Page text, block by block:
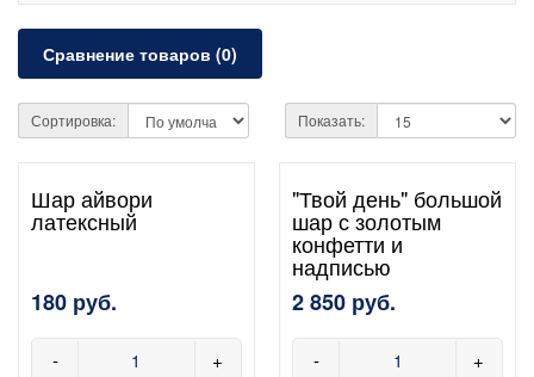
Сравнение товаров (0)
Сортировка: Показать:
Шар айвори
латексный
180 руб.
- +
"Твой день" большой
шар с золотым
конфетти и
надписью
2 850 руб.
- +